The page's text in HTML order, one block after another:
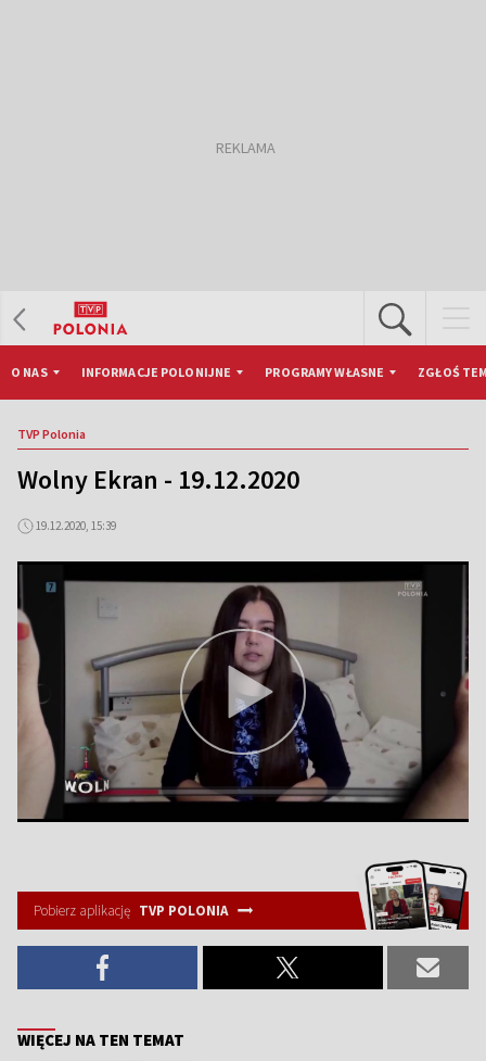
O NAS INFORMACJE POLONIJNE PROGRAMY WŁASNE ZGŁOŚ
TVP Polonia
Wolny Ekran - 19.12.2020
19.12.2020, 15:39
Pobierz aplikację TVP POLONIA
WIĘCEJ NA TEN TEMAT